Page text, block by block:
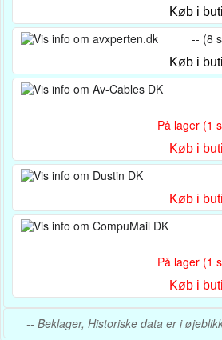
Køb i
-- (8
Køb i
På lager (1
Køb i
Køb i
På lager (1
Køb i
-- Beklager, Historiske data er i